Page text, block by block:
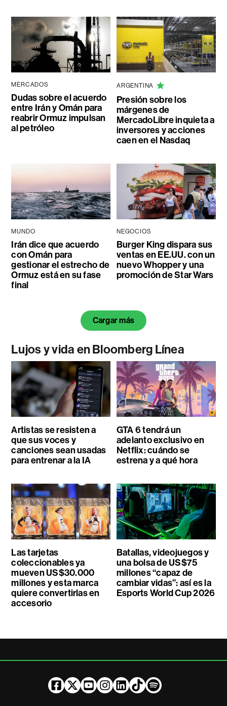
MERCADOS
Dudas sobre el acuerdo
entre Irán y Omán para
reabrir Ormuz impulsan
al petróleo
ARGENTINA
Presión sobre los
márgenes de
MercadoLibre inquieta a
inversores y acciones
caen en el Nasdaq
MUNDO
Irán dice que acuerdo
con Omán para
gestionar el estrecho de
Ormuz está en su fase
final
NEGOCIOS
Burger King dispara sus
ventas en EE.UU. con un
nuevo Whopper y una
promoción de Star Wars
Cargar más
Lujos y vida en Bloomberg Línea
Artistas se resisten a
que sus voces y
canciones sean usadas
para entrenar a la IA
GTA 6 tendrá un
adelanto exclusivo en
Netflix: cuándo se
estrena y a qué hora
Las tarjetas
coleccionables ya
mueven US$30.000
millones y esta marca
quiere convertirlas en
accesorio
Batallas, videojuegos y
una bolsa de US$75
millones “capaz de
cambiar vidas”: así es la
Esports World Cup 2026